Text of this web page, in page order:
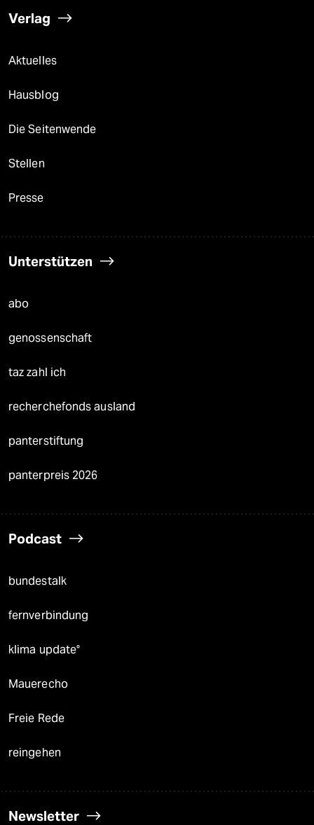
Verlag
Aktuelles
Hausblog
Die Seitenwende
Stellen
Presse
Unterstützen
abo
genossenschaft
taz zahl ich
recherchefonds ausland
panterstiftung
panterpreis 2026
Podcast
bundestalk
fernverbindung
klima update°
Mauerecho
Freie Rede
reingehen
Newsletter